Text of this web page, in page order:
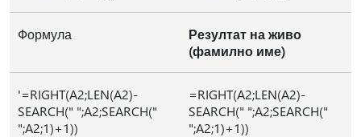
Формула
Резултат на живо
(фамилно име)
'=RIGHT(A2;LEN(A2)-
SEARCH(" ";A2;SEARCH("
";A2;1)+1))
=RIGHT(A2;LEN(A2)-
SEARCH(" ";A2;SEARCH("
";A2;1)+1))